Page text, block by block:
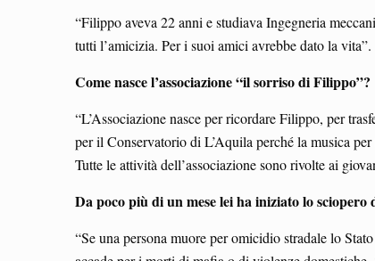
“Filippo aveva 22 anni e studiava Ingegneria
tutti l’amicizia. Per i suoi amici avrebbe dato la vita”.
Come nasce l’associazione “il sorriso di Filippo”?
“L’Associazione nasce per ricordare Filippo, per
per il Conservatorio di L’Aquila perché la musica
Tutte le attività dell’associazione sono rivolte ai
Da poco più di un mese lei ha iniziato lo sciopero
“Se una persona muore per omicidio stradale lo